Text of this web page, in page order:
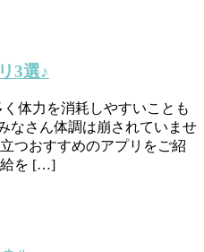
3選♪
体力を消耗しやすいことも
なさん体調は崩されていませ
つおすすめのアプリをご紹
を […]